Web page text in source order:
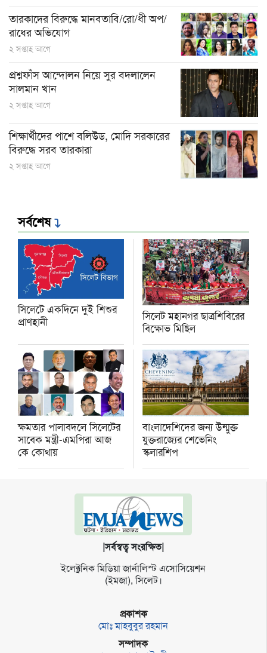
তারকাদের বিরুদ্ধে মানবতাবি/রো/ধী অপ/
রাধের অভিযোগ
২ সপ্তাহ আগে
প্রশ্নফাঁস আন্দোলন নিয়ে সুর বদলালেন
সালমান খান
২ সপ্তাহ আগে
শিক্ষার্থীদের পাশে বলিউড, মোদি সরকারের
বিরুদ্ধে সরব তারকারা
২ সপ্তাহ আগে
সর্বশেষ
সিলেটে একদিনে দুই শিশুর
প্রাণহানী
সিলেট মহানগর ছাত্রশিবিরের
বিক্ষোভ মিছিল
ক্ষমতার পালাবদলে সিলেটের
সাবেক মন্ত্রী-এমপিরা আজ
কে কোথায়
বাংলাদেশিদের জন্য উন্মুক্ত
যুক্তরাজ্যের শেভেনিং
স্কলারশিপ
|সর্বস্বত্ব সংরক্ষিত|
ইলেক্ট্র‌নিক মি‌ডিয়া জার্না‌লিস্ট এসো‌সি‌য়েশন
(ইমজা), সি‌লেট।
প্রকাশক
মোঃ মাহবুবুর রহমান
সম্পাদক